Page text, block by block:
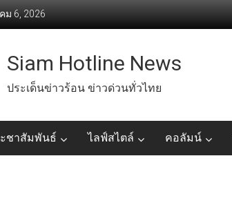
6, 2026
Siam Hotline News
ประเด็นข่าวร้อน ข่าวด่วนทั่วไทย
ชาสัมพันธ์ ไลฟ์สไตล์ คอลัมน์